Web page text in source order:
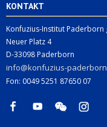
KONTAKT
Konfuzius-Institut Paderborn
Neuer Platz 4
D-33098 Paderborn
info@konfuzius-
Fon: 0049 5251 87650 07